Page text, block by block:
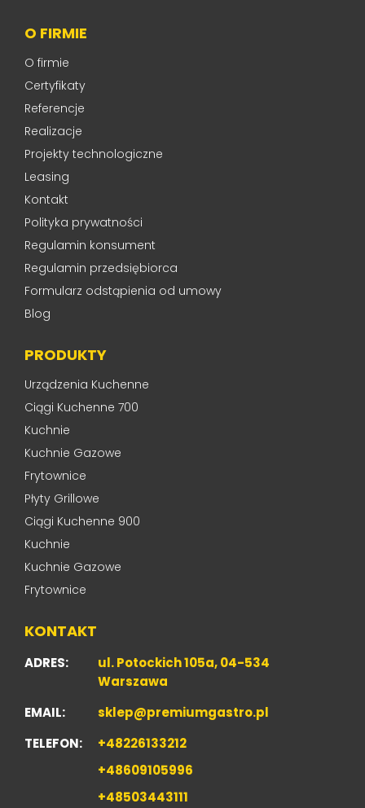
O FIRMIE
O firmie
Certyfikaty
Referencje
Realizacje
Projekty technologiczne
Leasing
Kontakt
Polityka prywatności
Regulamin konsument
Regulamin przedsiębiorca
Formularz odstąpienia od umowy
Blog
PRODUKTY
Urządzenia Kuchenne
Ciągi Kuchenne 700
Kuchnie
Kuchnie Gazowe
Frytownice
Płyty Grillowe
Ciągi Kuchenne 900
Kuchnie
Kuchnie Gazowe
Frytownice
KONTAKT
ADRES:
ul. Potockich 105a, 04-534
Warszawa
EMAIL:
sklep@premiumgastro.pl
TELEFON:
+48226133212
+48609105996
+48503443111